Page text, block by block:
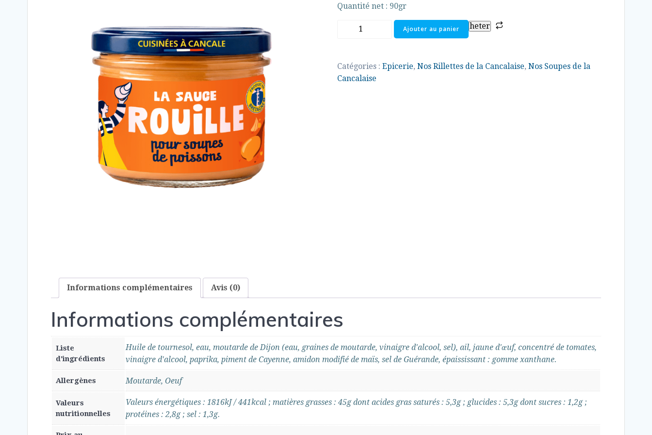
Quantité net : 90gr
heter
quantité
Ajouter au panier
Catégories : Epicerie, Nos Rillettes de la Cancalaise, Nos Soupes de la
Cancalaise
Informations complémentaires Avis (0)
Informations complémentaires
Liste
d'ingrédients
Huile de tournesol, eau, moutarde de Dijon (eau, graines de moutarde, vinaigre d'alcool, sel), ail, jaune d'œuf, concentré de tomates,
vinaigre d'alcool, paprika, piment de Cayenne, amidon modifié de maïs, sel de Guérande, épaississant : gomme xanthane.
Allergènes Moutarde, Oeuf
Valeurs
nutritionnelles
Valeurs énergétiques : 1816kJ / 441kcal ; matières grasses : 45g dont acides gras saturés : 5,3g ; glucides : 5,3g dont sucres : 1,2g ;
protéines : 2,8g ; sel : 1,3g.